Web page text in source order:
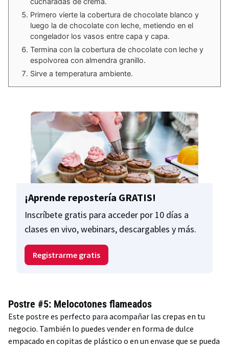
Primero vierte la cobertura de chocolate blanco y
luego la de chocolate con leche, metiendo en el
congelador los vasos entre capa y capa.
Termina con la cobertura de chocolate con leche y
espolvorea con almendra granillo.
Sirve a temperatura ambiente.
¡Aprende repostería GRATIS!
Inscríbete gratis para acceder por 10 días a
clases en vivo, webinars, descargables y más.
Registrarme gratis
Postre #5: Melocotones flameados
Este postre es perfecto para acompañar las crepas en tu
negocio. También lo puedes vender en forma de dulce
empacado en copitas de plástico o en un envase que se pueda